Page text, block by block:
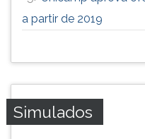
a partir de 2019
Simulados